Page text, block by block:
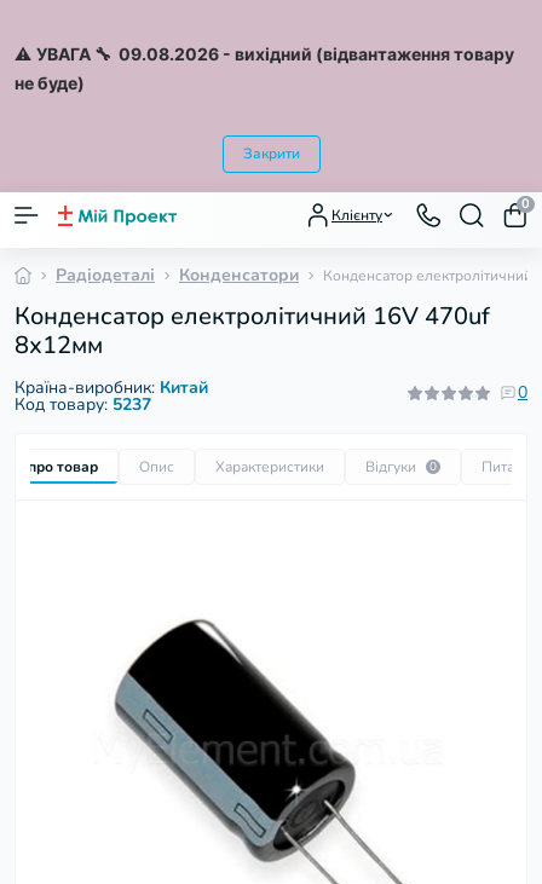
⚠️ УВАГА 🔧 09.08.2026 - вихідний (відвантаження товару
не буде)
Закрити
Клієнту
0
Радіодеталі Конденсатори Конденсатор
Конденсатор електролітичний 16V 470uf
8х12мм
Країна-виробник: Китай
Код товару: 5237
0
Все про товар Опис Характеристики Відгуки 0 Питання